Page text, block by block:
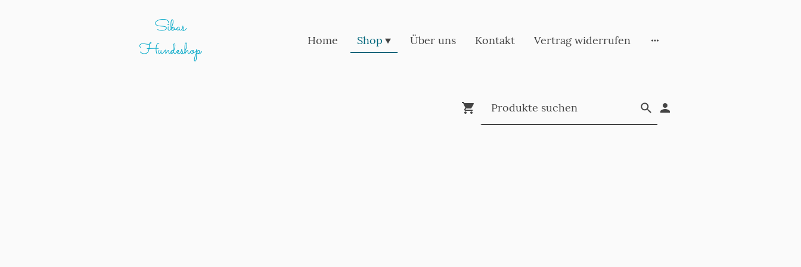
Sibas
Hundeshop
Home Shop Über uns Kontakt Vertrag widerrufen